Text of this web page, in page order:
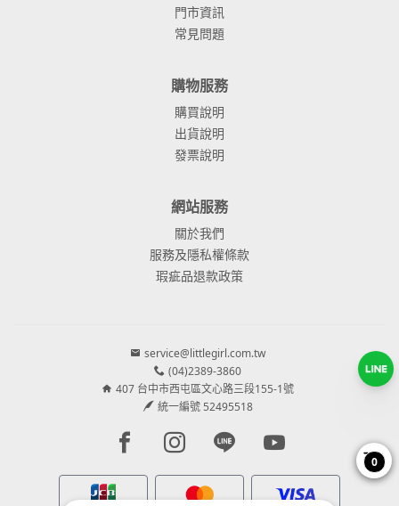
門市資訊
常見問題
購物服務
購買說明
出貨說明
發票說明
網站服務
關於我們
服務及隱私權條款
瑕疵品退款政策
service@littlegirl.com.tw
(04)2389-3860
407 台中市西屯區文心路三段155-1號
統一編號 52495518
Facebook page
Instagram page
Line pageYoutube page
0